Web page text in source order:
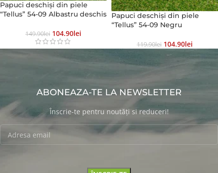
Papuci deschiși din piele
“Tellus” 54-09 Albastru deschis
149.90Lei 104.90Lei
Papuci deschiși din piele
“Tellus” 54-09 Negru
119.90Lei 104.90Lei
ABONEAZA-TE LA NEWSLETTER
Înscrie-te pentru noutăți si reduceri!